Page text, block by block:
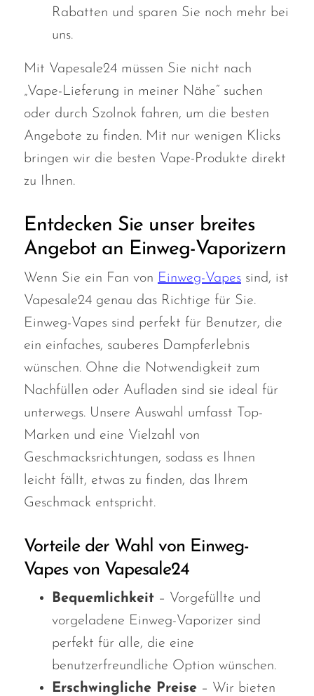
Rabatten und sparen Sie noch mehr bei
uns.
Mit Vapesale24 müssen Sie nicht nach
„Vape-Lieferung in meiner Nähe“ suchen
oder durch Szolnok fahren, um die besten
Angebote zu finden. Mit nur wenigen Klicks
bringen wir die besten Vape-Produkte direkt
zu Ihnen.
Entdecken Sie unser breites
Angebot an Einweg-Vaporizern
Wenn Sie ein Fan von Einweg-Vapes sind, ist
Vapesale24 genau das Richtige für Sie.
Einweg-Vapes sind perfekt für Benutzer, die
ein einfaches, sauberes Dampferlebnis
wünschen. Ohne die Notwendigkeit zum
Nachfüllen oder Aufladen sind sie ideal für
unterwegs. Unsere Auswahl umfasst Top-
Marken und eine Vielzahl von
Geschmacksrichtungen, sodass es Ihnen
leicht fällt, etwas zu finden, das Ihrem
Geschmack entspricht.
Vorteile der Wahl von Einweg-
Vapes von Vapesale24
Bequemlichkeit – Vorgefüllte und
vorgeladene Einweg-Vaporizer sind
perfekt für alle, die eine
benutzerfreundliche Option wünschen.
Erschwingliche Preise – Wir bieten